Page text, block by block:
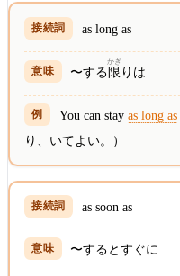
as long as
〜する 限
かぎ
りは
You can stayas long as
り、いてよい。）
as soon as
〜するとすぐに